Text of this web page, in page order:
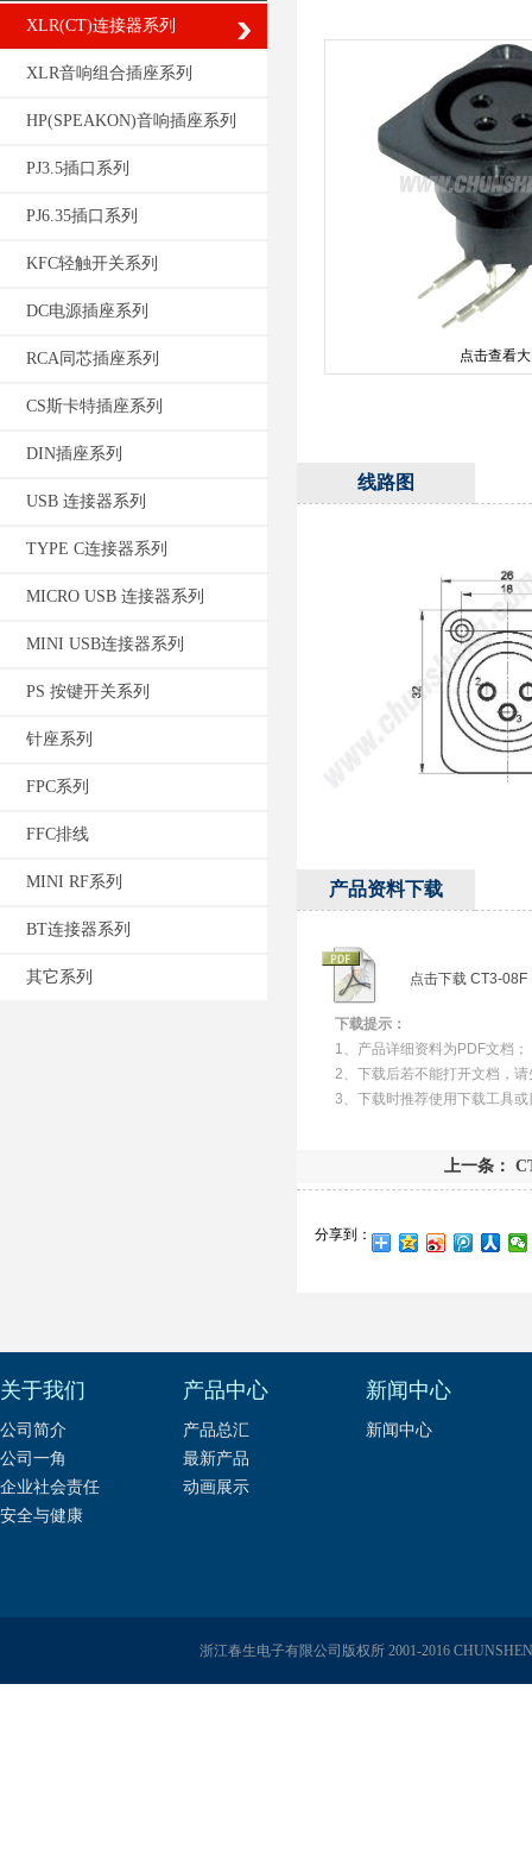
XLR(CT)连接器系列
XLR音响组合插座系列
HP(SPEAKON)音响插座系列
PJ3.5插口系列
PJ6.35插口系列
KFC轻触开关系列
DC电源插座系列
RCA同芯插座系列
CS斯卡特插座系列
DIN插座系列
USB 连接器系列
TYPE C连接器系列
MICRO USB 连接器系列
MINI USB连接器系列
PS 按键开关系列
针座系列
FPC系列
FFC排线
MINI RF系列
BT连接器系列
其它系列
点击查看
线路图
产品资料下载
点击下载 CT3-08F
下载提示：
1、产品详细资料为PDF文档；
2、下载后若不能打开文档，
3、下载时推荐使用下载工具
上一条：
分享到：
关于我们
公司简介
公司一角
企业社会责任
安全与健康
产品中心
产品总汇
最新产品
动画展示
新闻中心
新闻中心
浙江春生电子有限公司版权所 2001-2016